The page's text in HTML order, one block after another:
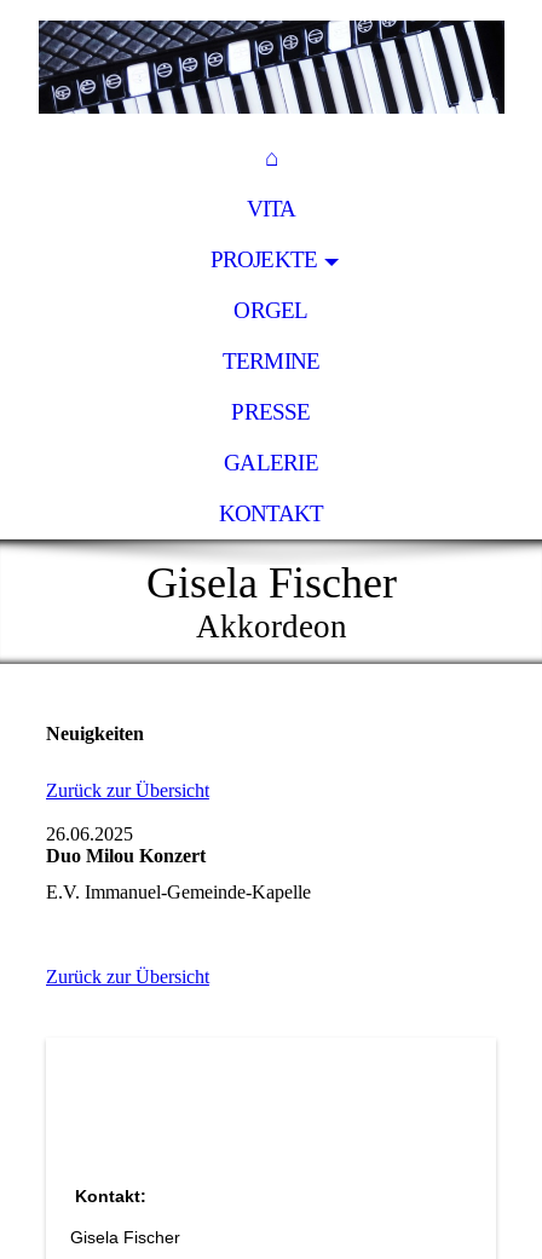
⌂
VITA
PROJEKTE
ORGEL
TERMINE
PRESSE
GALERIE
KONTAKT
Gisela Fischer
Akkordeon
Neuigkeiten
Zurück zur Übersicht
26.06.2025
Duo Milou Konzert
E.V. Immanuel-Gemeinde-Kapelle
Zurück zur Übersicht
Kontakt:
Gisela Fischer